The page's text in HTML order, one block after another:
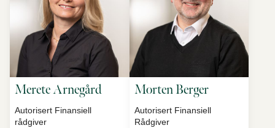
Merete Arnegård
Autorisert Finansiell
rådgiver
Morten Berger
Autorisert Finansiell
Rådgiver